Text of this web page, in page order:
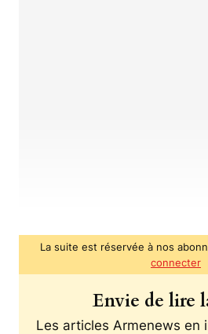
La suite est réservée à nos
connecter
Envie de lire
Les articles Armenews en